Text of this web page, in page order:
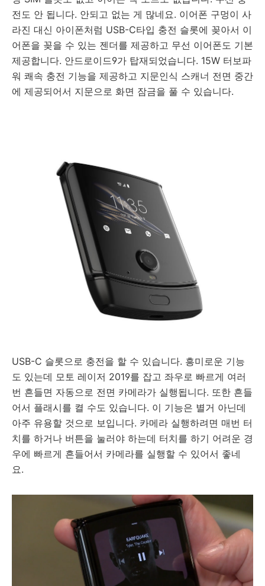
전도 안 됩니다. 안되고 없는 게 많네요. 이어폰 구멍이 사
라진 대신 아이폰처럼 USB-C타입 충전 슬롯에 꽂아서 이
어폰을 꽂을 수 있는 젠더를 제공하고 무선 이어폰도 기본
제공합니다. 안드로이드9가 탑재되었습니다. 15W 터보파
워 쾌속 충전 기능을 제공하고 지문인식 스캐너 전면 중간
에 제공되어서 지문으로 화면 잠금을 풀 수 있습니다.
USB-C 슬롯으로 충전을 할 수 있습니다. 흥미로운 기능
도 있는데 모토 레이저 2019를 잡고 좌우로 빠르게 여러
번 흔들면 자동으로 전면 카메라가 실행됩니다. 또한 흔들
어서 플래시를 켤 수도 있습니다. 이 기능은 별거 아닌데
아주 유용할 것으로 보입니다. 카메라 실행하려면 매번 터
치를 하거나 버튼을 눌러야 하는데 터치를 하기 어려운 경
우에 빠르게 흔들어서 카메라를 실행할 수 있어서 좋네
요.